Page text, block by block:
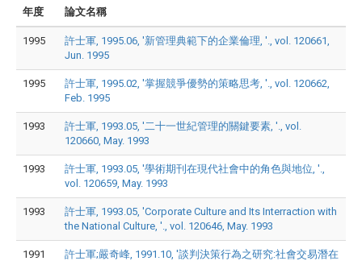
年度 論文名稱
1995
許士軍, 1995.06, '新管理典範下的企業倫理, '., vol. 120661,
Jun. 1995
1995
許士軍, 1995.02, '掌握競爭優勢的策略思考, '., vol. 120662,
Feb. 1995
1993
許士軍, 1993.05, '二十一世紀管理的關鍵要素, '., vol.
120660, May. 1993
1993
許士軍, 1993.05, '學術期刊在現代社會中的角色與地位, '.,
vol. 120659, May. 1993
1993
許士軍, 1993.05, 'Corporate Culture and Its Interraction with
the National Culture, '., vol. 120646, May. 1993
1991
許士軍;嚴奇峰, 1991.10, '談判決策行為之研究:社會交易潛在